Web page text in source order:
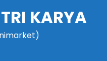
KARYA